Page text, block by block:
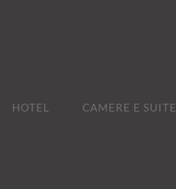
HOTEL CAMERE E SUITE